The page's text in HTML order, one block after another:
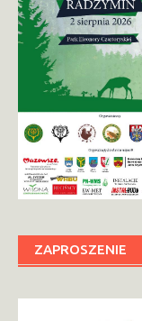
ZAPROSZENIE